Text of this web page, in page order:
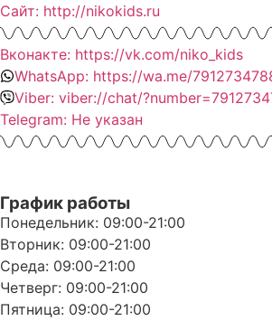
Сайт: http://nikokids.ru
Вконакте: https://vk.com/niko_kids
WhatsApp: https://wa.me/
Viber: viber://chat/
Telegram: Не указан
График работы
Понедельник: 09:00-21:00
Вторник: 09:00-21:00
Среда: 09:00-21:00
Четверг: 09:00-21:00
Пятница: 09:00-21:00